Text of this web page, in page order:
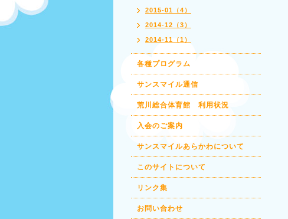
2015-01（4）
2014-12（3）
2014-11（1）
各種プログラム
サンスマイル通信
荒川総合体育館 利用状況
入会のご案内
サンスマイルあらかわについて
このサイトについて
リンク集
お問い合わせ